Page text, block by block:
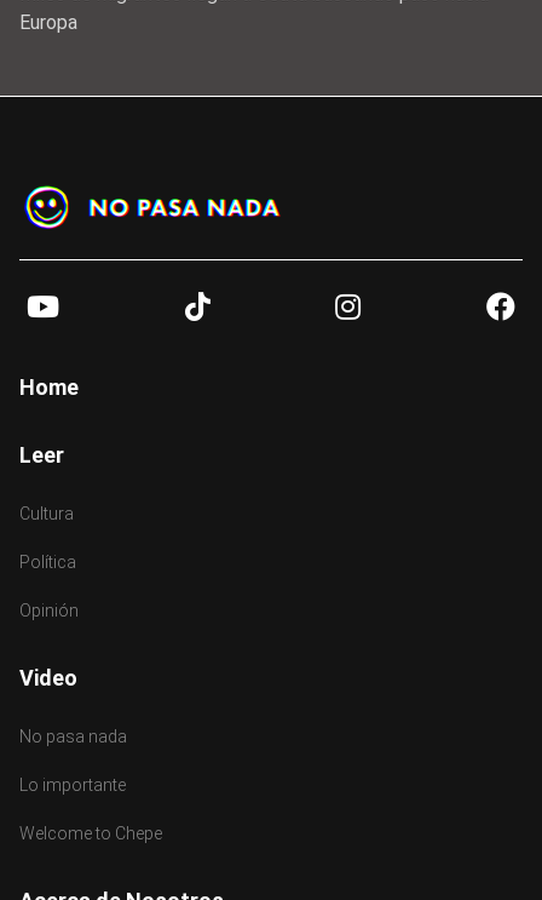
Europa
Footer
Home
Leer
Cultura
Política
Opinión
Video
No pasa nada
Lo importante
Welcome to Chepe